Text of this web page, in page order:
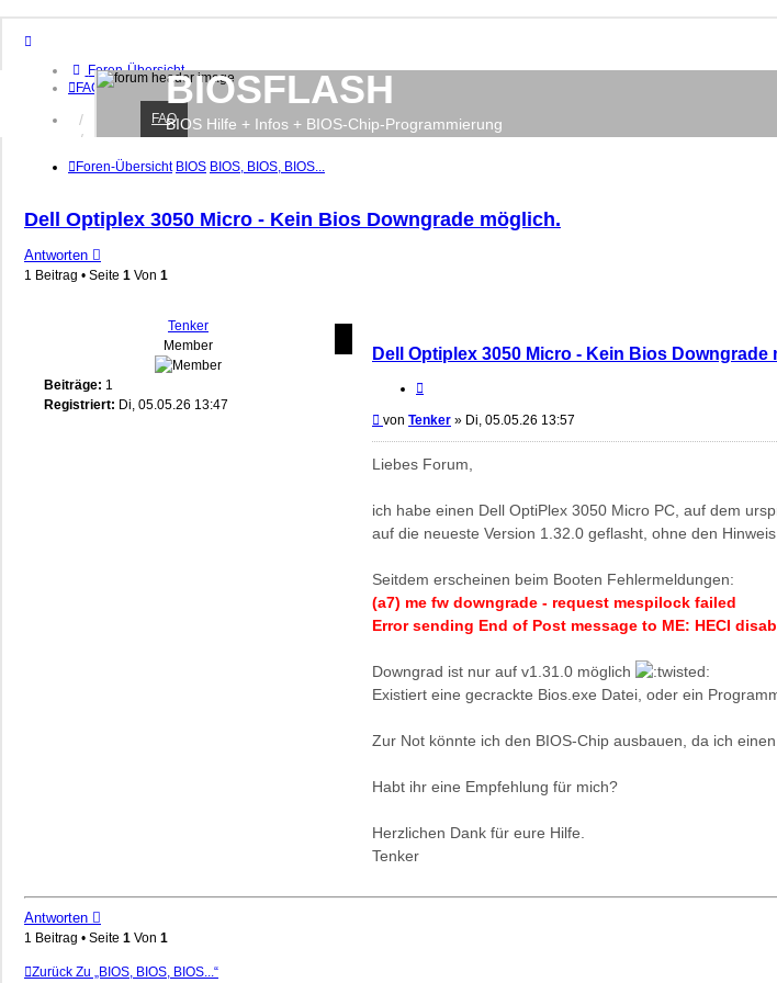
Foren-Übersicht
FAQ
Anmelden
Registrieren
BIOSFLASH
BIOS Hilfe + Infos + BIOS-Chip-Programmierung
FAQ
Foren-Übersicht BIOS BIOS, BIOS, BIOS...
Dell Optiplex 3050 Micro - Kein Bios Downgrade möglich.
Antworten
1 Beitrag • Seite 1 Von 1
Tenker
Member
Beiträge: 1
Registriert: Di, 05.05.26 13:47
Dell Optiplex 3050 Micro - Kein Bios Downgrade
Beitrag
von Tenker » Di, 05.05.26 13:57
Liebes Forum,
ich habe einen Dell OptiPlex 3050 Micro PC, auf dem
auf die neueste Version 1.32.0 geflasht, ohne den
Seitdem erscheinen beim Booten Fehlermeldungen:
(a7) me fw downgrade - request mespilock failed
Error sending End of Post message to ME: HECI
Downgrad ist nur auf v1.31.0 möglich
Existiert eine gecrackte Bios.exe Datei, oder ein
Zur Not könnte ich den BIOS-Chip ausbauen, da ich
Habt ihr eine Empfehlung für mich?
Herzlichen Dank für eure Hilfe.
Tenker
Antworten
1 Beitrag • Seite 1 Von 1
Zurück Zu „BIOS, BIOS, BIOS...“